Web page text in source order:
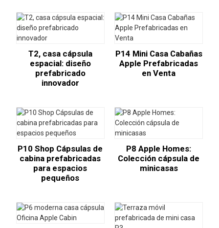
T2, casa cápsula
espacial: diseño
prefabricado
innovador
P14 Mini Casa Cabañas
Apple Prefabricadas
en Venta
P10 Shop Cápsulas de
cabina prefabricadas
para espacios
pequeños
P8 Apple Homes:
Colección cápsula de
minicasas